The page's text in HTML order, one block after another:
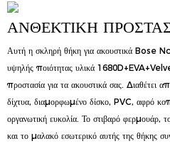
ΑΝΘΕΚΤΙΚΉ
Αυτή η σκληρή θήκη για ακουστικά Bose
υψηλής ποιότητας υλικά
προστασία για τα ακουστικά σας. Διαθέτει
δίχτυα, διαμορφωμένο δίσκο, PVC, αφρό
οργανωτική ευκολία. Το στιβαρό φερμουάρ,
και το μαλακό εσωτερικό αυτής της θήκης